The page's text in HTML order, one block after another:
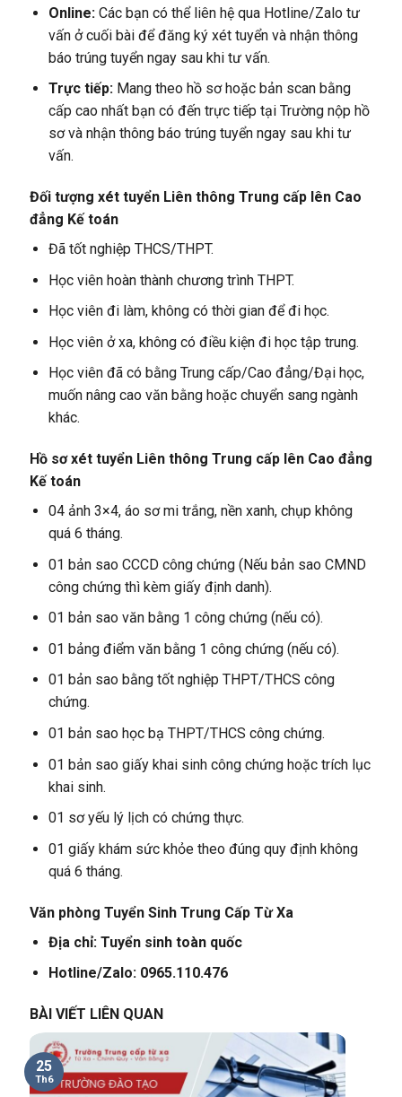
Online:Các bạn có thể liên hệ qua Hotline/Zalo tư
vấn ở cuối bài để đăng ký xét tuyển và nhận thông
báo trúng tuyển ngay sau khi tư vấn.
Trực tiếp: Mang theo hồ sơ hoặc bản scan bằng
cấp cao nhất bạn có đến trực tiếp tại Trường nộp hồ
sơ và nhận thông báo trúng tuyển ngay sau khi tư
vấn.
Đối tượng xét tuyển Liên thông Trung cấp lên Cao
đẳng Kế toán
Đã tốt nghiệp THCS/THPT.
Học viên hoàn thành chương trình THPT.
Học viên đi làm, không có thời gian để đi học.
Học viên ở xa, không có điều kiện đi học tập trung.
Học viên đã có bằng Trung cấp/Cao đẳng/Đại học,
muốn nâng cao văn bằng hoặc chuyển sang ngành
khác.
Hồ sơ xét tuyển Liên thông Trung cấp lên Cao đẳng
Kế toán
04 ảnh 3×4, áo sơ mi trắng, nền xanh, chụp không
quá 6 tháng.
01 bản sao CCCD công chứng (Nếu bản sao CMND
công chứng thì kèm giấy định danh).
01 bản sao văn bằng 1 công chứng (nếu có).
01 bảng điểm văn bằng 1 công chứng (nếu có).
01 bản sao bằng tốt nghiệp THPT/THCS công
chứng.
01 bản sao học bạ THPT/THCS công chứng.
01 bản sao giấy khai sinh công chứng hoặc trích lục
khai sinh.
01 sơ yếu lý lịch có chứng thực.
01 giấy khám sức khỏe theo đúng quy định không
quá 6 tháng.
Văn phòng Tuyển Sinh Trung Cấp Từ Xa
Địa chỉ: Tuyển sinh toàn quốc
Hotline/Zalo: 0965.110.476
BÀI VIẾT LIÊN QUAN
25
Th6